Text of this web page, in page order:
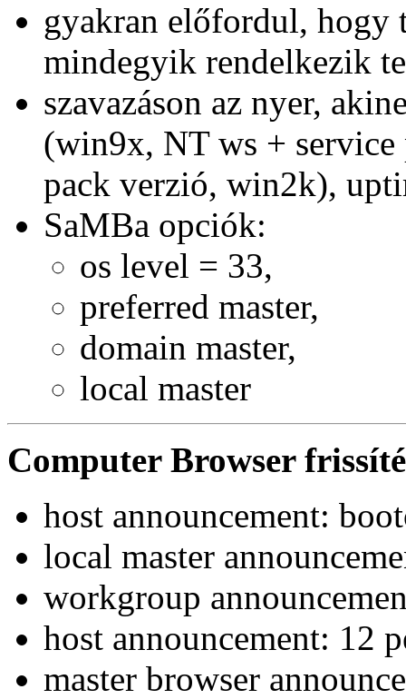
gyakran előfordul, hogy
mindegyik rendelkezik
szavazáson az nyer,
(win9x, NT ws +
pack verzió, win2k),
SaMBa opciók:
os level = 33,
preferred master,
domain master,
local master
Computer Browser
host announcement:
local master
workgroup
host announcement: 12
master browser